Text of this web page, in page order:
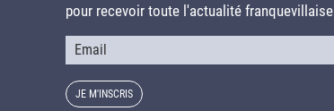
pour recevoir toute l'actualité franquevillaise
Courriel